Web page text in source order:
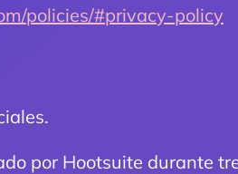
policies/#privacy-policy
por Hootsuite durante